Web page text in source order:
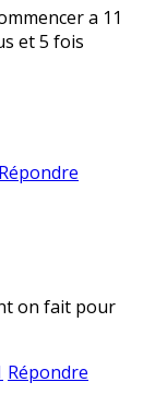
a 11
et 5 fois
Répondre
on fait pour
Répondre